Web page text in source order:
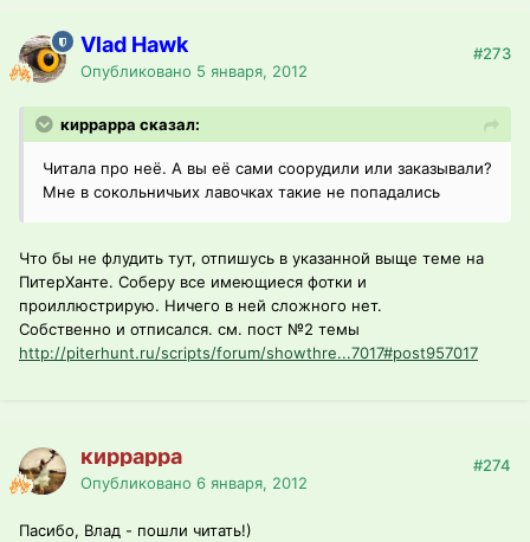
Vlad Hawk
Опубликовано 5 января, 2012
#273
киррарра сказал:
Читала про неё. А вы её сами соорудили или заказывали?
Мне в сокольничьих лавочках такие не попадались
Что бы не флудить тут, отпишусь в указанной выще теме на
ПитерХанте. Соберу все имеющиеся фотки и
проиллюстрирую. Ничего в ней сложного нет.
Собственно и отписался. см. пост №2 темы
http://piterhunt.ru/scripts/forum/showthre...7017#post957017
киррарра
Опубликовано 6 января, 2012
#274
Пасибо, Влад - пошли читать!)